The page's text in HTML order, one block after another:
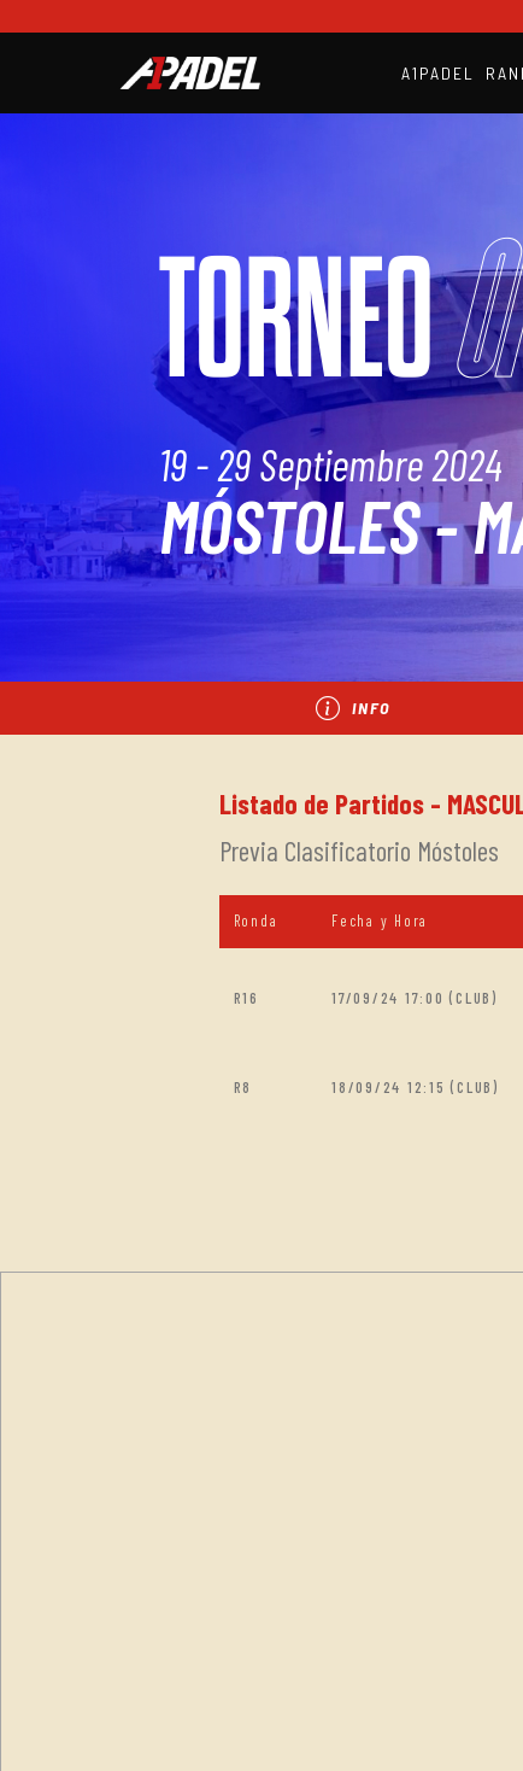
A1PADEL
TORNEO
19 - 29 Septiembre 2024
MÓSTOLES -
INFO
Listado de Partidos -
Previa Clasificatorio Móstoles
Ronda Fecha y Hora
R16 17/09/24 17:00 (CLUB)
R8 18/09/24 12:15 (CLUB)